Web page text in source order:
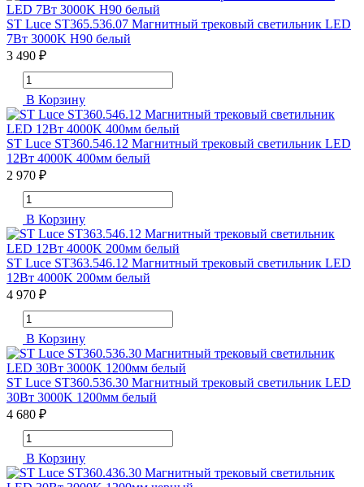
ST Luce ST365.536.07 Магнитный трековый светильник LED
7Вт 3000K H90 белый
3 490 ₽
В Корзину
ST Luce ST360.546.12 Магнитный трековый светильник LED
12Вт 4000K 400мм белый
2 970 ₽
В Корзину
ST Luce ST363.546.12 Магнитный трековый светильник LED
12Вт 4000K 200мм белый
4 970 ₽
В Корзину
ST Luce ST360.536.30 Магнитный трековый светильник LED
30Вт 3000K 1200мм белый
4 680 ₽
В Корзину